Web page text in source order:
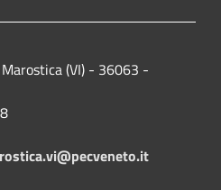
(VI) - 36063 -
vi@pecveneto.it